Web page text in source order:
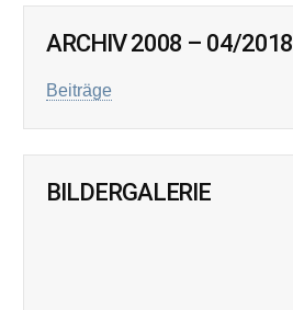
ARCHIV 2008 – 04/2018
Beiträge
BILDERGALERIE